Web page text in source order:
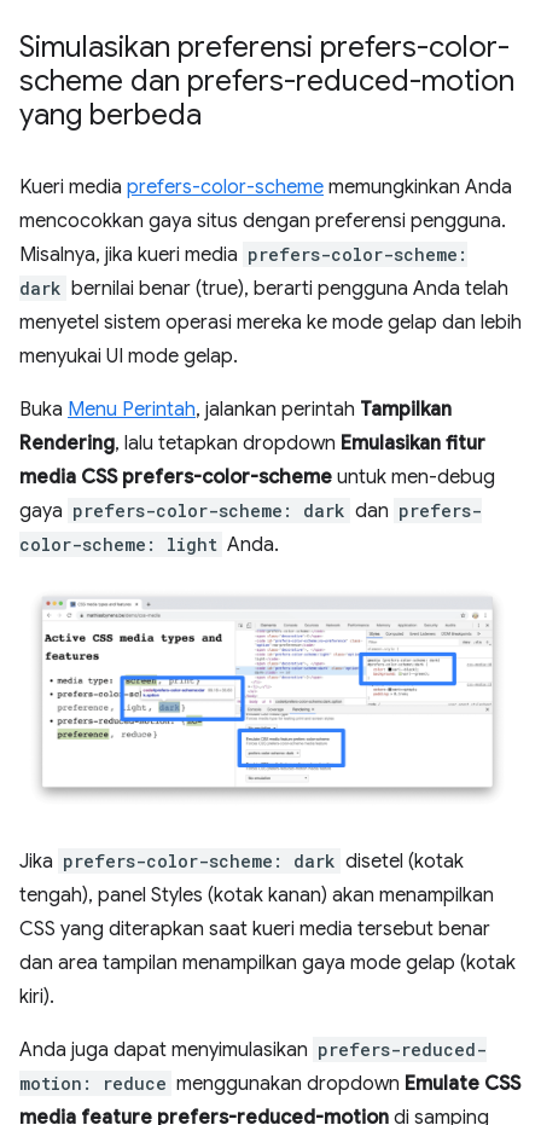
Simulasikan preferensi prefers-color-
scheme dan prefers-reduced-motion
yang berbeda
Kueri media prefers-color-scheme memungkinkan Anda
mencocokkan gaya situs dengan preferensi pengguna.
Misalnya, jika kueri media prefers-color-scheme:
dark bernilai benar (true), berarti pengguna Anda telah
menyetel sistem operasi mereka ke mode gelap dan lebih
menyukai UI mode gelap.
Buka Menu Perintah, jalankan perintah Tampilkan
Rendering, lalu tetapkan dropdown Emulasikan fitur
media CSS prefers-color-scheme untuk men-debug
gaya prefers-color-scheme: dark dan prefers-
color-scheme: light Anda.
Jika prefers-color-scheme: dark disetel (kotak
tengah), panel Styles (kotak kanan) akan menampilkan
CSS yang diterapkan saat kueri media tersebut benar
dan area tampilan menampilkan gaya mode gelap (kotak
kiri).
Anda juga dapat menyimulasikan prefers-reduced-
motion: reduce menggunakan dropdown Emulate CSS
media feature prefers-reduced-motion di samping